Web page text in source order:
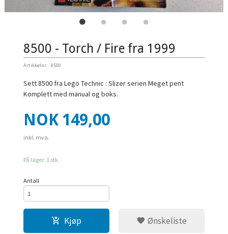
8500 - Torch / Fire fra 1999
Artikkelnr.: 8500
Sett 8500 fra Lego Technic : Slizer serien Meget pent
Komplett med manual og boks.
Pris
NOK 149,00
inkl. mva.
På lager: 1 stk.
Antall
Kjøp Ønskeliste